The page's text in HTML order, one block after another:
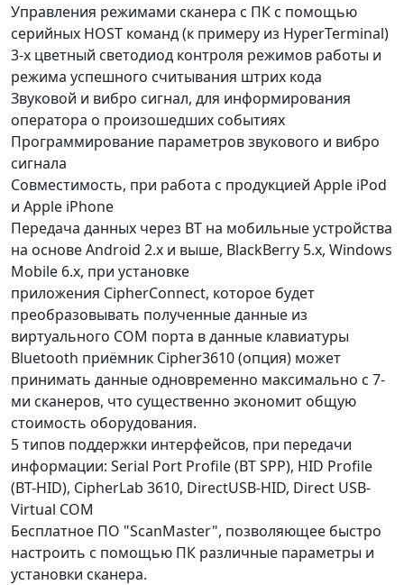
Управления режимами сканера с ПК с помощью
серийных HOST команд (к примеру из HyperTerminal)
3-х цветный светодиод контроля режимов работы и
режима успешного считывания штрих кода
Звуковой и вибро сигнал, для информирования
оператора о произошедших событиях
Программирование параметров звукового и вибро
сигнала
Совместимость, при работа с продукцией Apple iPod
и Apple iPhone
Передача данных через BT на мобильные устройства
на основе Android 2.x и выше, BlackBerry 5.x, Windows
Mobile 6.x, при установке
приложения CipherConnect, которое будет
преобразовывать полученные данные из
виртуального COM порта в данные клавиатуры
Bluetooth приёмник Cipher3610 (опция) может
принимать данные одновременно максимально с 7-
ми сканеров, что существенно экономит общую
стоимость оборудования.
5 типов поддержки интерфейсов, при передачи
информации: Serial Port Profile (BT SPP), HID Profile
(BT-HID), CipherLab 3610, DirectUSB-HID, Direct USB-
Virtual COM
Бесплатное ПО "ScanMaster", позволяющее быстро
настроить с помощью ПК различные параметры и
установки сканера.